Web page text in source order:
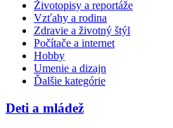
Životopisy a reportáže
Vzťahy a rodina
Zdravie a životný štýl
Počítače a internet
Hobby
Umenie a dizajn
Ďalšie kategórie
Deti a mládež